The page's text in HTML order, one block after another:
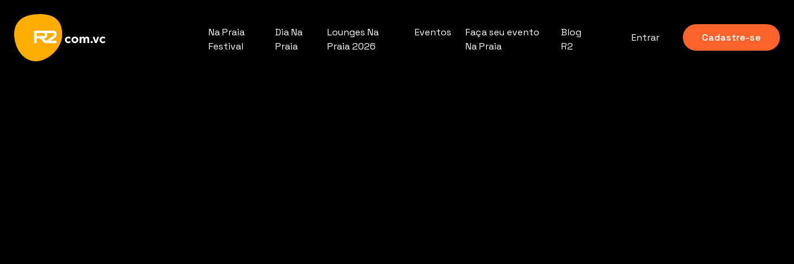
Na Praia
Festival
Dia Na
Praia
Lounges Na
Praia 2026
Eventos
Faça seu evento
Na Praia
Blog
R2
Entrar Cadastre-se